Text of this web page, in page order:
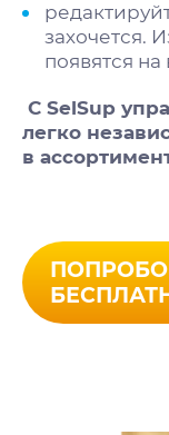
захочется.
появятся
С SelSup
легко
в